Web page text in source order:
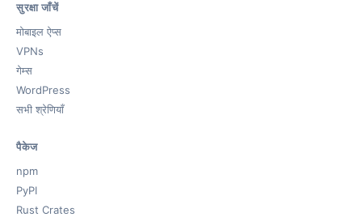
सुरक्षा जाँचें
मोबाइल ऐप्स
VPNs
गेम्स
WordPress
सभी श्रेणियाँ
पैकेज
npm
PyPI
Rust Crates